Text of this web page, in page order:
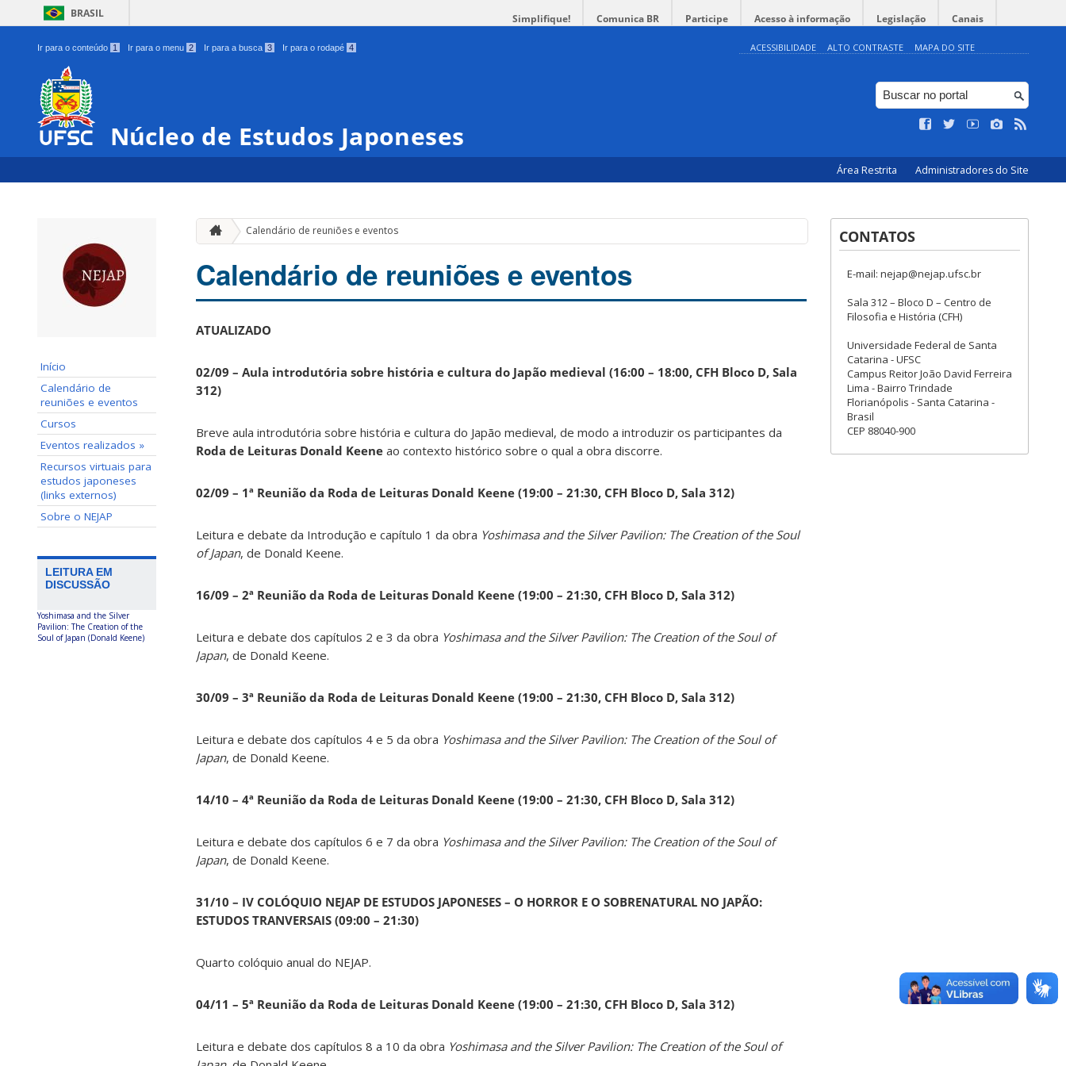
BRASIL Simplifique! Comunica BR Participe Acesso à informação Legislação Canais
Ir para o conteúdo 1 Ir para o menu 2 Ir para a busca 3 Ir para o rodapé 4 ACESSIBILIDADE ALTO CONTRASTE MAPA DO SITE
Núcleo de Estudos Japoneses
Área Restrita Administradores do Site
Início
Calendário de
reuniões e eventos
Cursos
Eventos realizados »
Recursos virtuais para
estudos japoneses
(links externos)
Sobre o NEJAP
LEITURA EM
DISCUSSÃO
Yoshimasa and the Silver
Pavilion: The Creation of the
Soul of Japan (Donald Keene)
Calendário de reuniões e eventos
Calendário de reuniões e eventos
ATUALIZADO
02/09 – Aula introdutória sobre história e cultura do Japão medieval (16:00 – 18:00, CFH Bloco D, Sala
312)
Breve aula introdutória sobre história e cultura do Japão medieval, de modo a introduzir os participantes da
Roda de Leituras Donald Keene ao contexto histórico sobre o qual a obra discorre.
02/09 – 1ª Reunião da Roda de Leituras Donald Keene (19:00 – 21:30, CFH Bloco D, Sala 312)
Leitura e debate da Introdução e capítulo 1 da obra Yoshimasa and the Silver Pavilion: The Creation of the Soul
of Japan, de Donald Keene.
16/09 – 2ª Reunião da Roda de Leituras Donald Keene (19:00 – 21:30, CFH Bloco D, Sala 312)
Leitura e debate dos capítulos 2 e 3 da obra Yoshimasa and the Silver Pavilion: The Creation of the Soul of
Japan, de Donald Keene.
30/09 – 3ª Reunião da Roda de Leituras Donald Keene (19:00 – 21:30, CFH Bloco D, Sala 312)
Leitura e debate dos capítulos 4 e 5 da obra Yoshimasa and the Silver Pavilion: The Creation of the Soul of
Japan, de Donald Keene.
14/10 – 4ª Reunião da Roda de Leituras Donald Keene (19:00 – 21:30, CFH Bloco D, Sala 312)
Leitura e debate dos capítulos 6 e 7 da obra Yoshimasa and the Silver Pavilion: The Creation of the Soul of
Japan, de Donald Keene.
31/10 – IV COLÓQUIO NEJAP DE ESTUDOS JAPONESES – O HORROR E O SOBRENATURAL NO JAPÃO:
ESTUDOS TRANVERSAIS (09:00 – 21:30)
Quarto colóquio anual do NEJAP.
04/11 – 5ª Reunião da Roda de Leituras Donald Keene (19:00 – 21:30, CFH Bloco D, Sala 312)
Leitura e debate dos capítulos 8 a 10 da obra Yoshimasa and the Silver Pavilion: The Creation of the Soul of
CONTATOS
E-mail: nejap@nejap.ufsc.br
Sala 312 – Bloco D – Centro de
Filosofia e História (CFH)
Universidade Federal de Santa
Catarina - UFSC
Campus Reitor João David Ferreira
Lima - Bairro Trindade
Florianópolis - Santa Catarina -
Brasil
CEP 88040-900